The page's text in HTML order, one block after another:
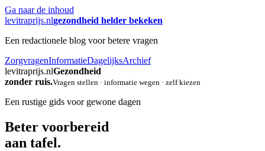
Ga naar de inhoud
levitraprijs.nlgezondheid helder bekeken
Een redactionele blog voor betere vragen
ZorgvragenInformatieDagelijksArchief
levitraprijs.nlGezondheid
zonder ruis.Vragen stellen · informatie wegen · zelf kiezen
Een rustige gids voor gewone dagen
Beter voorbereid
aan tafel.